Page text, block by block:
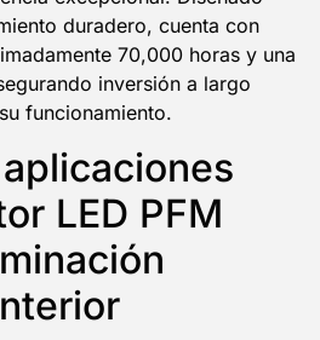
duradero, cuenta con
70,000 horas y una
inversión a largo
funcionamiento.
LED PFM